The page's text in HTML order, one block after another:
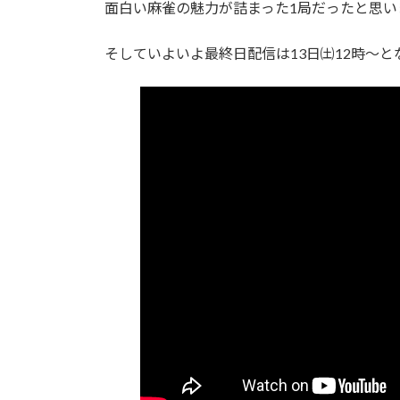
面白い麻雀の魅力が詰まった1局だったと思い
そしていよいよ最終日配信は13日㈯12時〜と